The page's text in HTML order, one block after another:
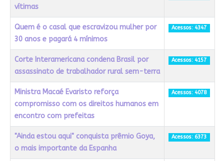
vítimas
Quem é o casal que escravizou mulher por
30 anos e pagará 4 mínimos
Acessos: 4347
Corte Interamericana condena Brasil por
assassinato de trabalhador rural sem-terra
Acessos: 4157
Ministra Macaé Evaristo reforça
compromisso com os direitos humanos em
encontro com prefeitas
Acessos: 4078
"Ainda estou aqui" conquista prêmio Goya,
o mais importante da Espanha
Acessos: 6373